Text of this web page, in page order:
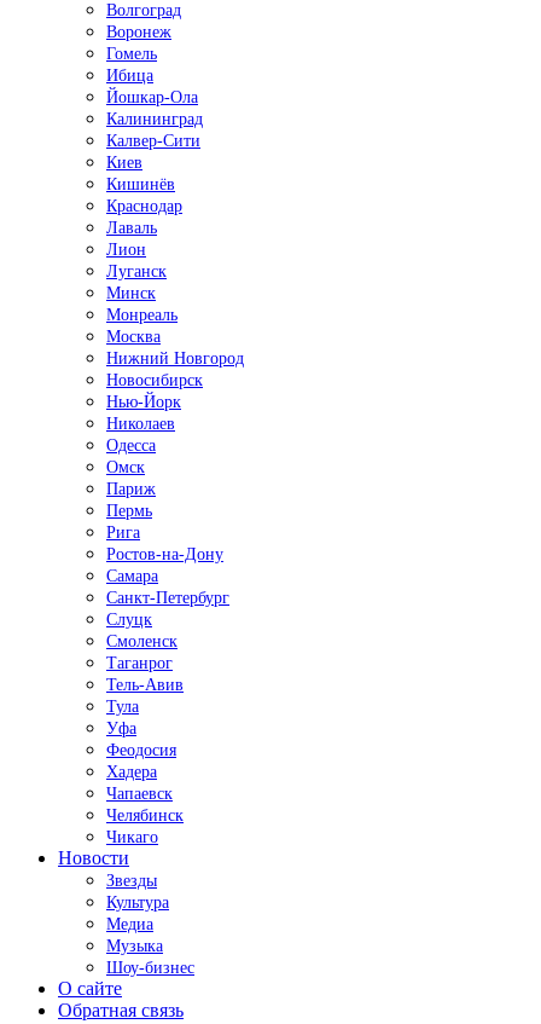
Волгоград
Воронеж
Гомель
Ибица
Йошкар-Ола
Калининград
Калвер-Сити
Киев
Кишинёв
Краснодар
Лаваль
Лион
Луганск
Минск
Монреаль
Москва
Нижний Новгород
Новосибирск
Нью-Йорк
Николаев
Одесса
Омск
Париж
Пермь
Рига
Ростов-на-Дону
Самара
Санкт-Петербург
Слуцк
Смоленск
Таганрог
Тель-Авив
Тула
Уфа
Феодосия
Хадера
Чапаевск
Челябинск
Чикаго
Новости
Звезды
Культура
Медиа
Музыка
Шоу-бизнес
О сайте
Обратная связь